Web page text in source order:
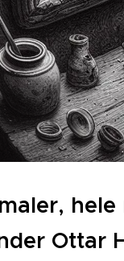
Ottar